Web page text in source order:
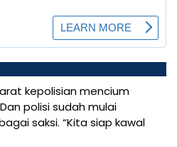
kepolisian mencium
polisi sudah mulai
saksi. “Kita siap kawal